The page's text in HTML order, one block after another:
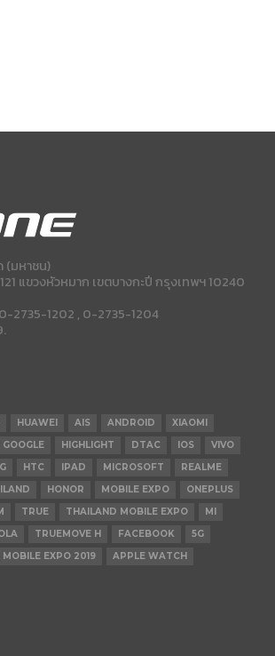
(มหาชน)
แขวงหัวหมาก เขตบางกะปี กรุงเทพฯ 10240
2735-1202 , 0-2735-1204
HUAWEI AIS ANDROID
XIAOMI
GOOGLE HIGHLIGHT DTAC IOS
VIVO
HTC IPAD MICROSOFT
REALME
HONOR MOBILE EXPO
ONEPLUS
TRUE THAILAND MOBILE EXPO
MI
TRUEMOVE H FACEBOOK
5G
EXPO 2019
APPLE WATCH